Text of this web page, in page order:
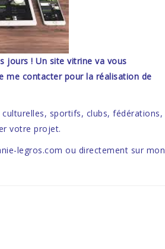
jours ! Un site vitrine va vous
me contacter pour la réalisation de
sportifs, clubs, fédérations,
votre projet.
legros.com ou directement sur mon